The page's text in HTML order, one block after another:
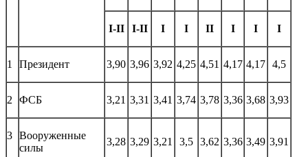
I-II I-II I I II I I I
1 Президент 3,90 3,96 3,92 4,25 4,51 4,17 4,17 4,5
2 ФСБ 3,21 3,31 3,41 3,74 3,78 3,36 3,68 3,93
3 Вооруженные
силы
3,28 3,29 3,21 3,5 3,62 3,36 3,49 3,91